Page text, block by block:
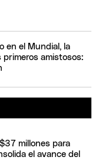
en el Mundial, la
primeros amistosos:
millones para
el avance del